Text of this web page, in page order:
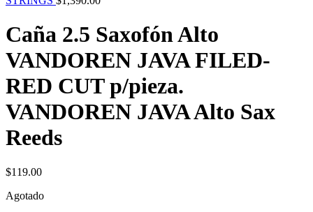
Caña 2.5 Saxofón Alto
VANDOREN JAVA FILED-
RED CUT p/pieza.
VANDOREN JAVA Alto Sax
Reeds
$119.00
Agotado